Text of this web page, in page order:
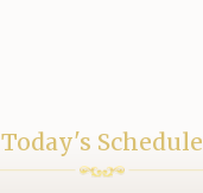
Today's Schedule